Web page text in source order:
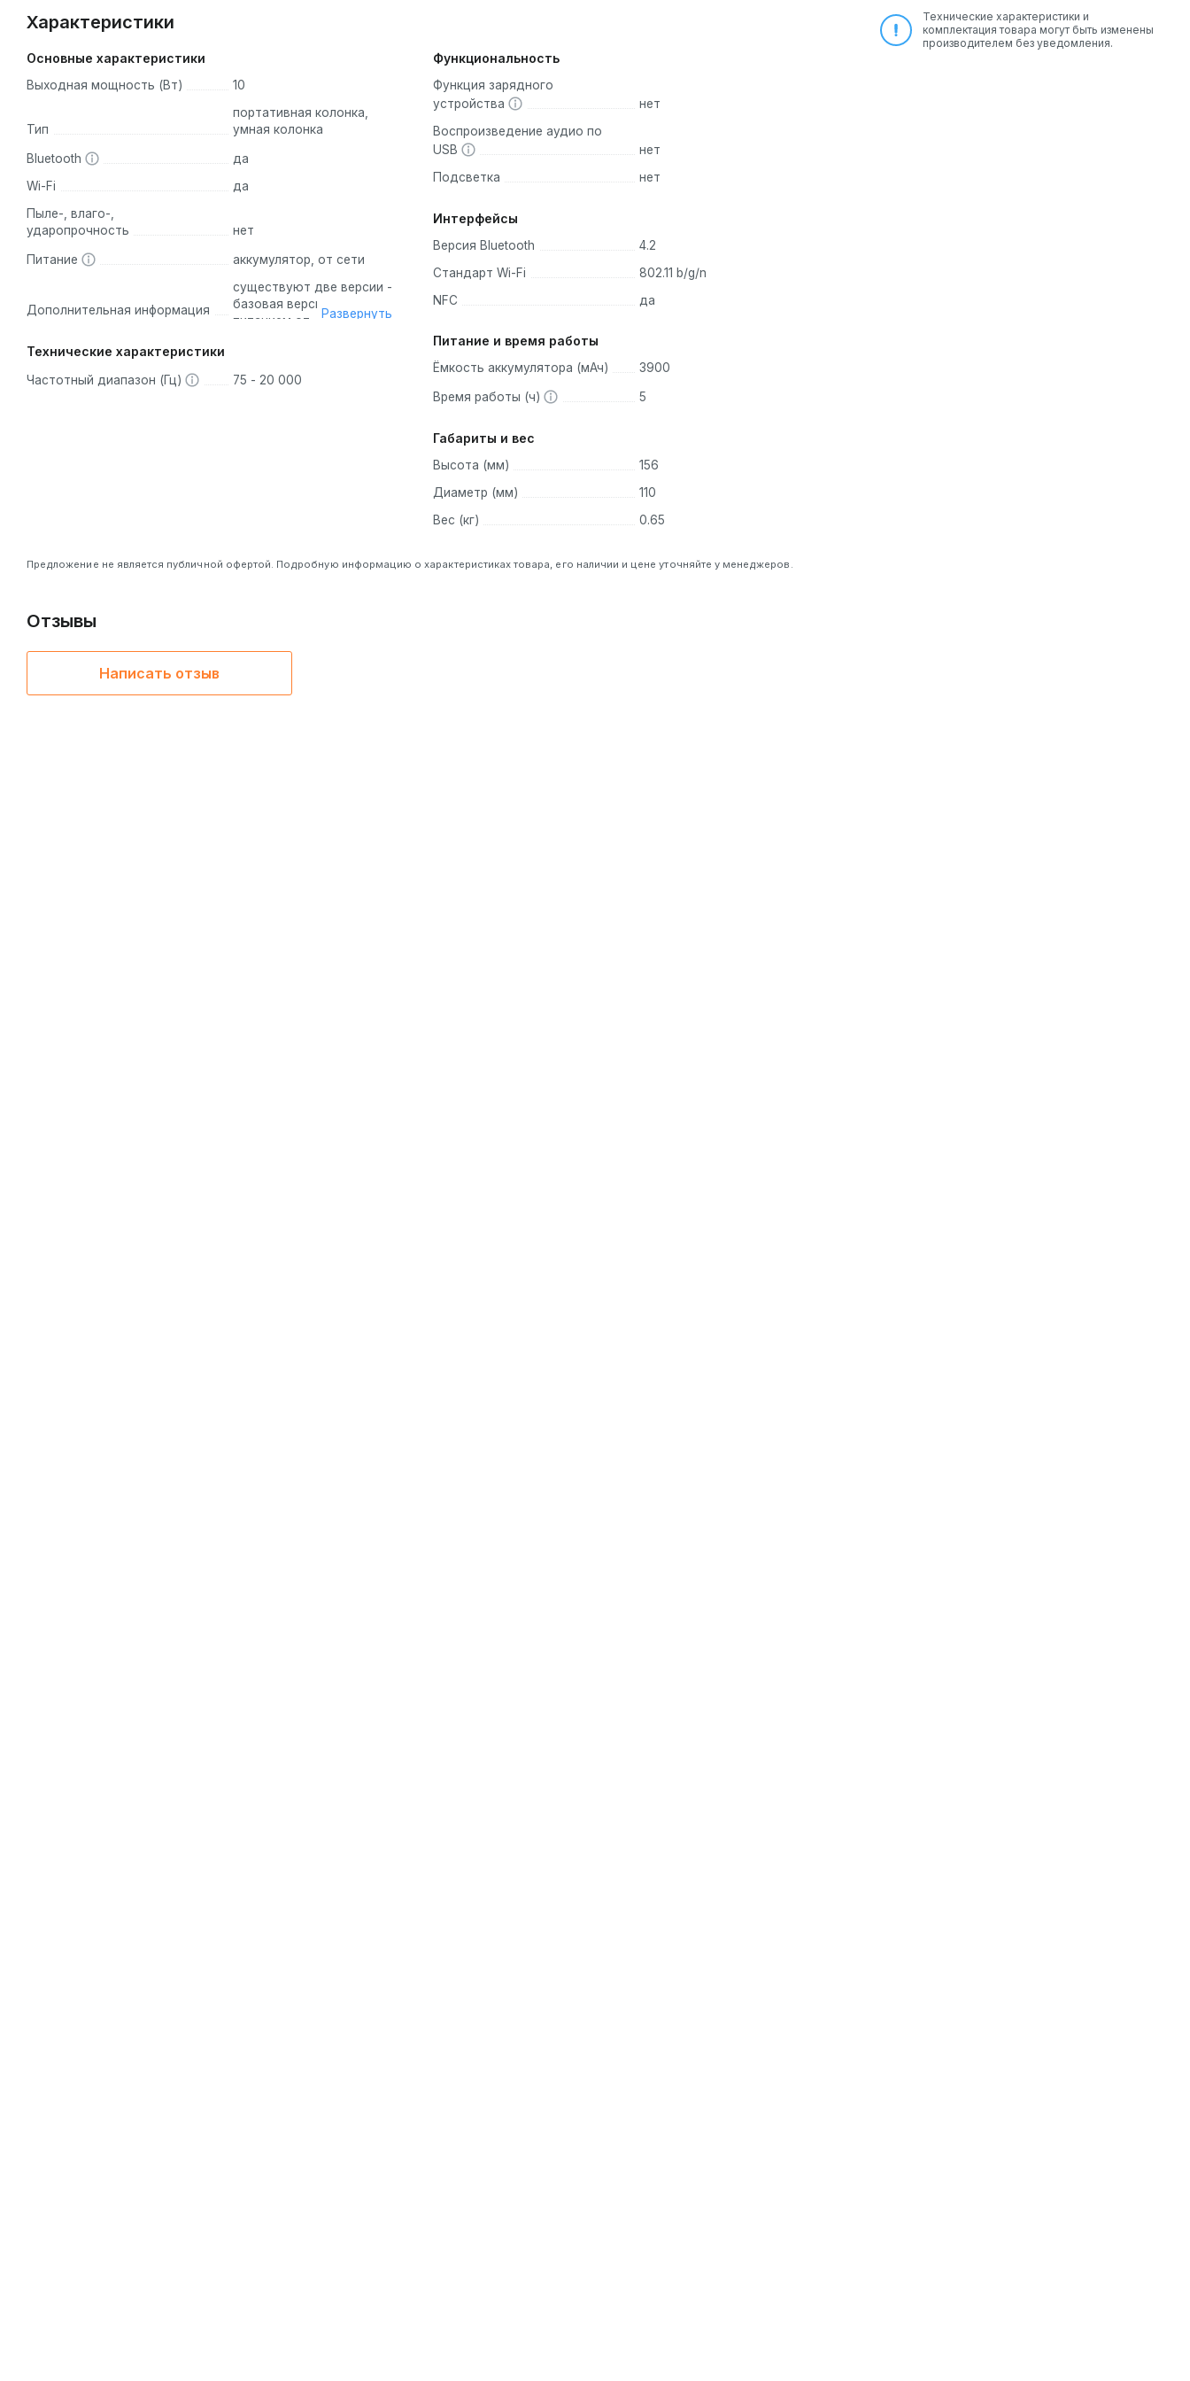
Характеристики
Основные характеристики
Выходная мощность (Вт) 10
Тип
портативная колонка,
умная колонка
Bluetooth
да
Wi-Fi
да
Пыле-, влаго-,
ударопрочность
нет
Питание аккумулятор, от сети
Дополнительная информация
существуют две версии -
базовая версия с
питанием от
аккумулятором (650 г).
Развернуть
Технические характеристики
Частотный диапазон (Гц) 75 - 20 000
Функциональность
Функция зарядного
устройства
нет
Воспроизведение аудио по
USB
нет
Подсветка
нет
Интерфейсы
Версия Bluetooth
4.2
Стандарт Wi-Fi
802.11 b/g/n
NFC
да
Питание и время работы
Ёмкость аккумулятора (мАч) 3900
Время работы (ч) 5
Габариты и вес
Высота (мм)
156
Диаметр (мм)
110
Вес (кг)
0.65
Предложение не является публичной офертой. Подробную информацию о характеристиках товара, его наличии и цене уточняйте у менеджеров.
Технические характеристики и
комплектация товара могут быть изменены
производителем без уведомления.
Отзывы
Написать отзыв